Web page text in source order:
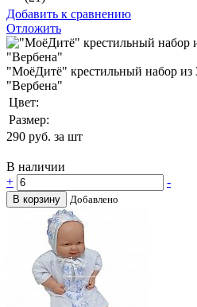
Добавить к сравнению
Отложить
"МоёДитё" крестильный набор из
"Вербена"
Цвет:
Размер:
290 руб. за шт
В наличии
+
-
В корзину Добавлено